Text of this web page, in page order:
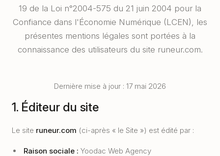
19 de la Loi n°2004-575 du 21 juin 2004 pour la
Confiance dans l'Économie Numérique (LCEN), les
présentes mentions légales sont portées à la
connaissance des utilisateurs du site runeur.com.
Dernière mise à jour : 17 mai 2026
1. Éditeur du site
Le site runeur.com (ci-après « le Site ») est édité par :
Raison sociale : Yoodac Web Agency